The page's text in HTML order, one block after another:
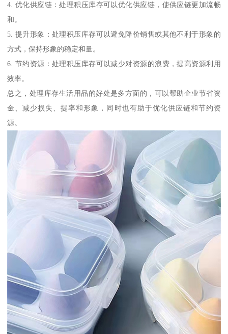
4. 优化供应链：处理积压库存可以优化供应链，使供应链更加流畅
和。
5. 提升形象：处理积压库存可以避免降价销售或其他不利于形象的
方式，保持形象的稳定和量。
6. 节约资源：处理积压库存可以减少对资源的浪费，提高资源利用
效率。
总之，处理库存生活用品的好处是多方面的，可以帮助企业节省资
金、减少损失、提率和形象，同时也有助于优化供应链和节约资
源。